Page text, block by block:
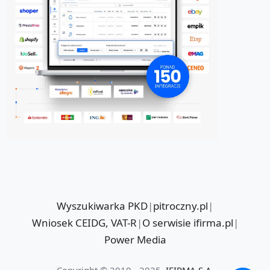
Wyszukiwarka PKD|pitroczny.pl |
Wniosek CEIDG, VAT-R |O serwisie ifirma.pl |
Power Media